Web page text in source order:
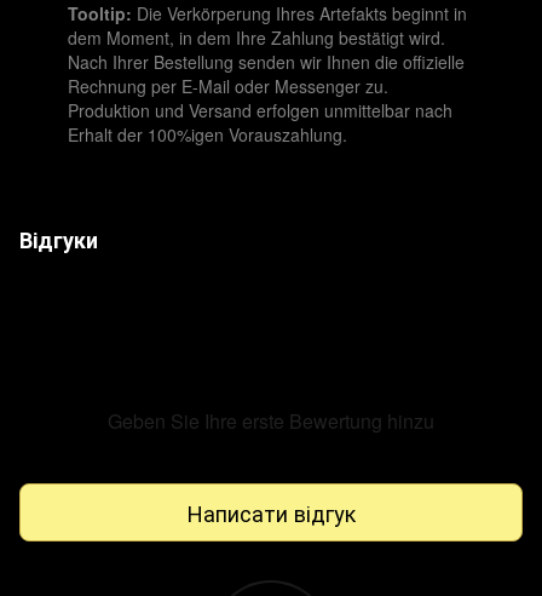
Tooltip: Die Verkörperung Ihres Artefakts beginnt in
dem Moment, in dem Ihre Zahlung bestätigt wird.
Nach Ihrer Bestellung senden wir Ihnen die offizielle
Rechnung per E-Mail oder Messenger zu.
Produktion und Versand erfolgen unmittelbar nach
Erhalt der 100%igen Vorauszahlung.
Відгуки
Geben Sie Ihre erste Bewertung hinzu
Написати відгук